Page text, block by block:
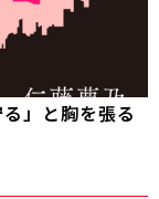
」と胸を張る